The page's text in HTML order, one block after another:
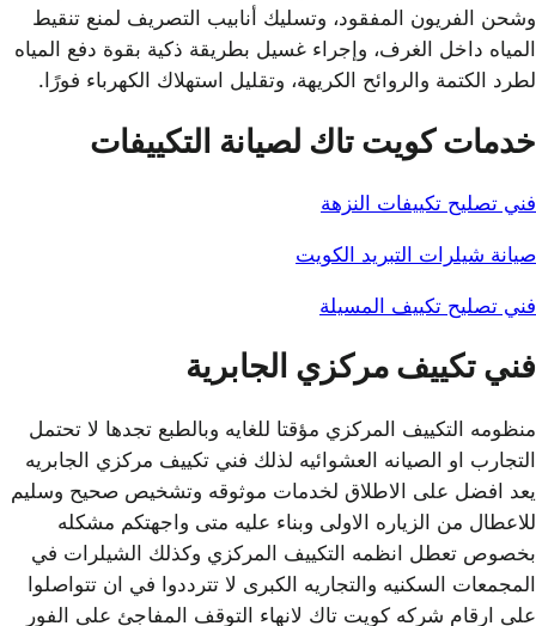
وشحن الفريون المفقود، وتسليك أنابيب التصريف لمنع تنقيط
المياه داخل الغرف، وإجراء غسيل بطريقة ذكية بقوة دفع المياه
لطرد الكتمة والروائح الكريهة، وتقليل استهلاك الكهرباء فورًا.
خدمات كويت تاك لصيانة التكييفات
فني تصليح تكييفات النزهة
صيانة شيلرات التبريد الكويت
فني تصليح تكييف المسيلة
فني تكييف مركزي الجابرية
منظومه التكييف المركزي مؤقتا للغايه وبالطبع تجدها لا تحتمل
التجارب او الصيانه العشوائيه لذلك فني تكييف مركزي الجابريه
يعد افضل على الاطلاق لخدمات موثوقه وتشخيص صحيح وسليم
للاعطال من الزياره الاولى وبناء عليه متى واجهتكم مشكله
بخصوص تعطل انظمه التكييف المركزي وكذلك الشيلرات في
المجمعات السكنيه والتجاريه الكبرى لا تترددوا في ان تتواصلوا
على ارقام شركه كويت تاك لانهاء التوقف المفاجئ على الفور